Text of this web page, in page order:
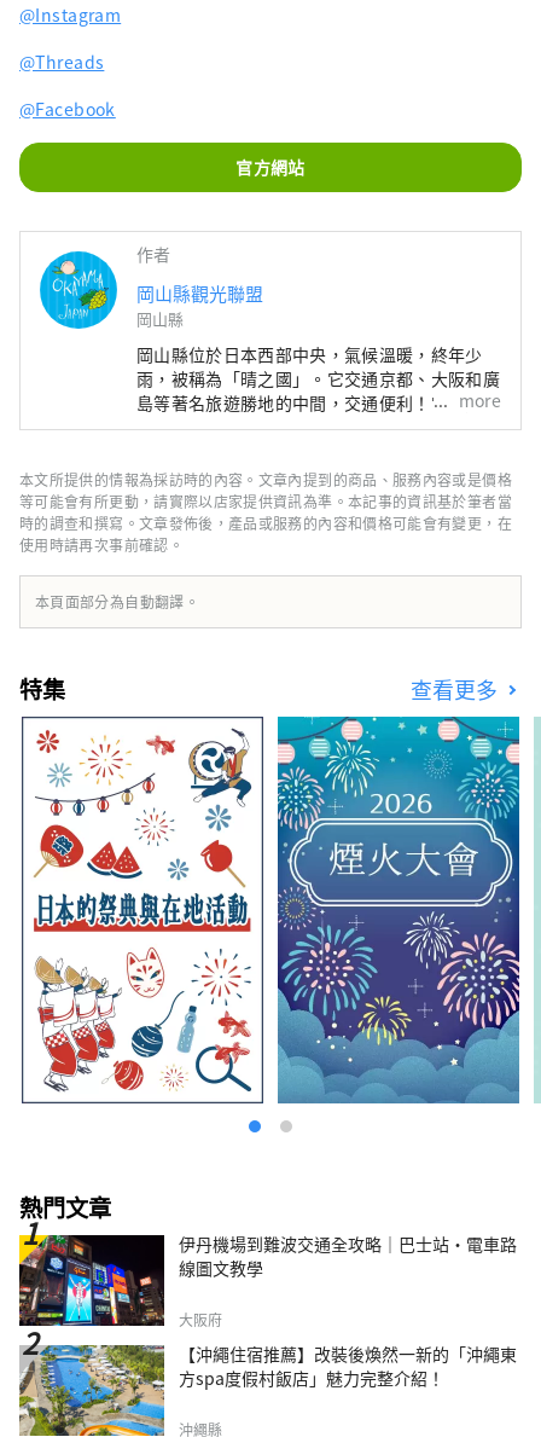
@Instagram
@Threads
@Facebook
官方網站
作者
岡山縣觀光聯盟
岡山縣
岡山縣位於日本西部中央，氣候溫暖​​，終年少
雨，被稱為「晴之國」。它交通京都、大阪和廣
島等著名旅遊勝地的中間，交通便利！它也是經
由瀨戶通往四國的門戶。 岡山縣也被稱為“水
水果，無論甜度、香氣還是風味，都是最高品質
的。 您可以品嚐白桃、麝香葡萄、先鋒葡萄等
當季水果！ 岡山還擁有世界級的旅遊景點，包
括岡山城、日本三大名園之一的岡山後樂園以及
擁有歷史、文化和藝術的倉敷美觀地區！
more
本文所提供的情報為採訪時的內容。文章內提到的商品、服務內容或是價格
等可能會有所更動，請實際以店家提供資訊為準。本記事的資訊基於筆者當
時的調查和撰寫。文章發佈後，產品或服務的內容和價格可能會有變更，在
使用時請再次事前確認。
本頁面部分為自動翻譯。
特集 查看更多
熱門文章
伊丹機場到難波交通全攻略｜巴士站・電車路
線圖文教學
大阪府
【沖繩住宿推薦】改裝後煥然一新的「沖繩東
方spa度假村飯店」魅力完整介紹！
沖繩縣